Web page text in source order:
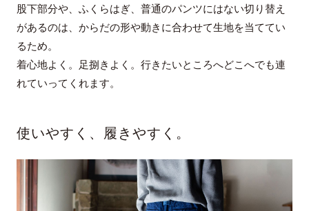
股下部分や、ふくらはぎ、普通のパンツにはない切り替え
があるのは、からだの形や動きに合わせて生地を当ててい
るため。
着心地よく。足捌きよく。行きたいところへどこへでも連
れていってくれます。
使いやすく、履きやすく。